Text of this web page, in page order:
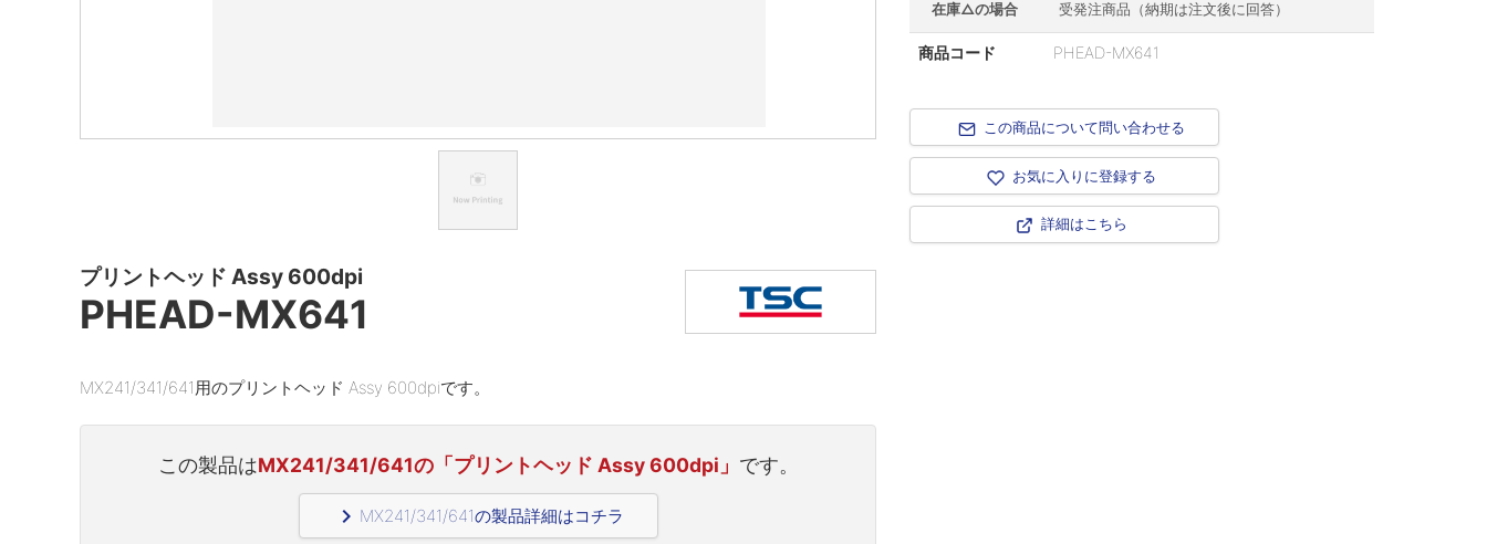
プリントヘッド Assy 600dpi
PHEAD-MX641
MX241/341/641用のプリントヘッド Assy 600dpiです。
この製品はMX241/341/641の「プリントヘッド Assy 600dpi」 です。
navigate_next MX241/341/641の製品詳細はコチラ
商品コード PHEAD-MX641
在庫△の場合
受発注商品（納期は注文後に回答）
この商品について問い合わせる
お気に入りに登録する
詳細はこちら